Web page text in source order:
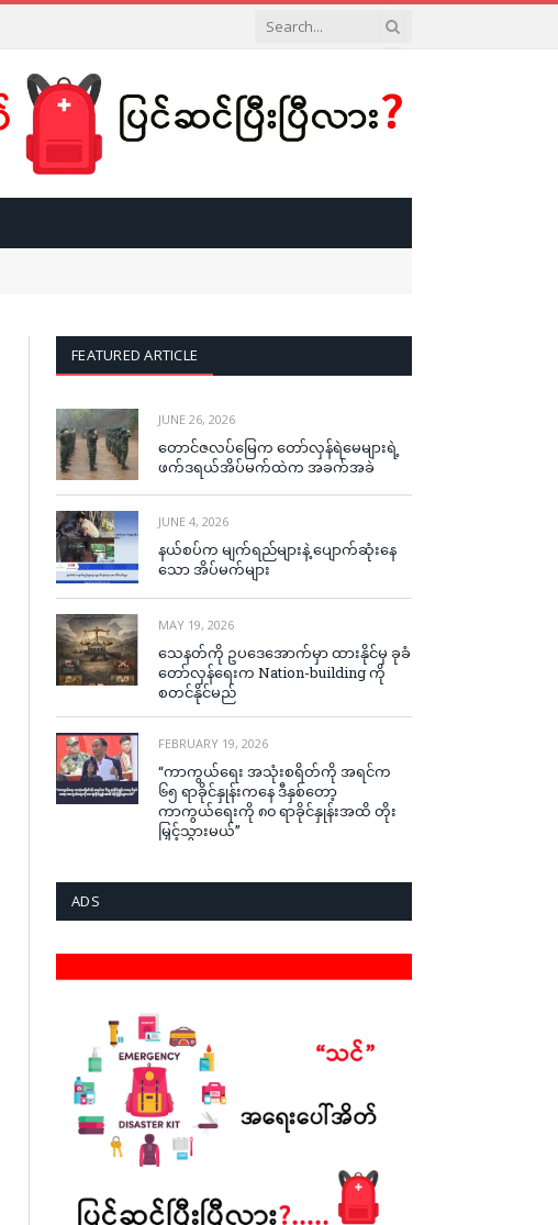
FEATURED ARTICLE
JUNE 26, 2026
တောင်ဇလပ်မြေက တော်လှန်ရဲမေများရဲ့
ဖက်ဒရယ်အိပ်မက်ထဲက အခက်အခဲ
JUNE 4, 2026
နယ်စပ်က မျက်ရည်များနဲ့ ပျောက်ဆုံးနေ
သော အိပ်မက်များ
MAY 19, 2026
သေနတ်ကို ဥပဒေအောက်မှာ ထားနိုင်မှ ခုခံ
တော်လှန်ရေးက Nation-building ကို
စတင်နိုင်မည်
FEBRUARY 19, 2026
“ကာကွယ်ရေး အသုံးစရိတ်ကို အရင်က
၆၅ ရာခိုင်နှုန်းကနေ ဒီနှစ်တော့
ကာကွယ်ရေးကို ၈၀ ရာခိုင်နှုန်းအထိ တိုး
မြှင့်သွားမယ်”
ADS